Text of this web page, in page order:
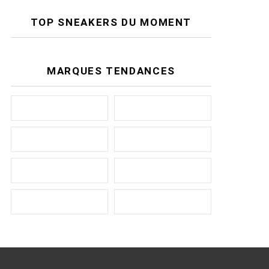
TOP SNEAKERS DU MOMENT
MARQUES TENDANCES